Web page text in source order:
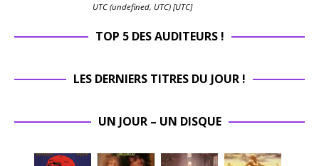
UTC (undefined, UTC) [UTC]
TOP 5 DES AUDITEURS !
LES DERNIERS TITRES DU JOUR !
UN JOUR – UN DISQUE